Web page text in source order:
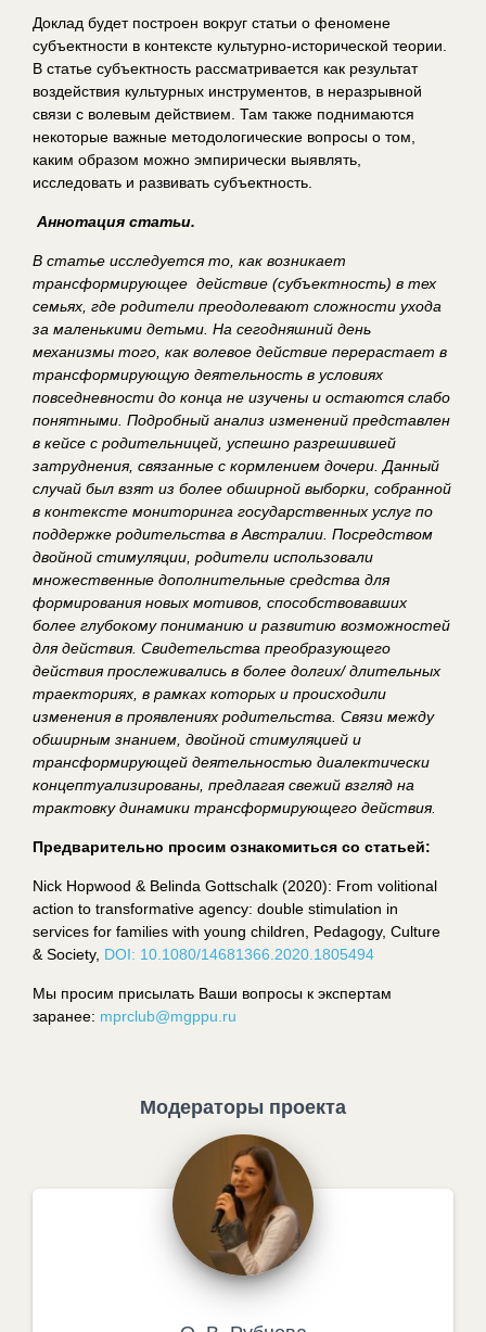
Доклад будет построен вокруг статьи о феномене
субъектности в контексте культурно-исторической теории.
В статье субъектность рассматривается как результат
воздействия культурных инструментов, в неразрывной
связи с волевым действием. Там также поднимаются
некоторые важные методологические вопросы о том,
каким образом можно эмпирически выявлять,
исследовать и развивать субъектность.
Аннотация статьи.
В статье исследуется то, как возникает
трансформирующее действие (субъектность) в тех
семьях, где родители преодолевают сложности ухода
за маленькими детьми. На сегодняшний день
механизмы того, как волевое действие перерастает в
трансформирующую деятельность в условиях
повседневности до конца не изучены и остаются слабо
понятными. Подробный анализ изменений представлен
в кейсе с родительницей, успешно разрешившей
затруднения, связанные с кормлением дочери. Данный
случай был взят из более обширной выборки, собранной
в контексте мониторинга государственных услуг по
поддержке родительства в Австралии. Посредством
двойной стимуляции, родители использовали
множественные дополнительные средства для
формирования новых мотивов, способствовавших
более глубокому пониманию и развитию возможностей
для действия. Свидетельства преобразующего
действия прослеживались в более долгих/ длительных
траекториях, в рамках которых и происходили
изменения в проявлениях родительства. Связи между
обширным знанием, двойной стимуляцией и
трансформирующей деятельностью диалектически
концептуализированы, предлагая свежий взгляд на
трактовку динамики трансформирующего действия.
Предварительно просим ознакомиться со статьей:
Nick Hopwood & Belinda Gottschalk (2020): From volitional
action to transformative agency: double stimulation in
services for families with young children, Pedagogy, Culture
& Society, DOI: 10.1080/14681366.2020.1805494
Мы просим присылать Ваши вопросы к экспертам
заранее: mprclub@mgppu.ru
Модераторы проекта